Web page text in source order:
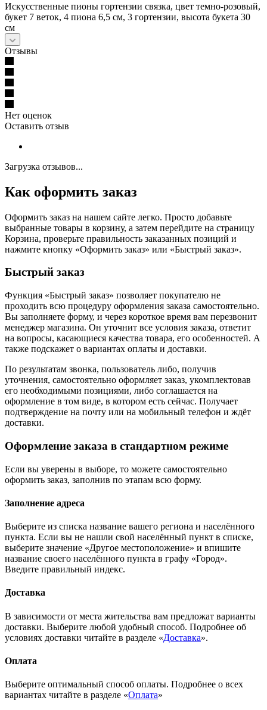
Искусственные пионы гортензии связка, цвет темно-розовый,
букет 7 веток, 4 пиона 6,5 см, 3 гортензии, высота букета 30
см
Отзывы
Нет оценок
Оставить отзыв
Загрузка отзывов...
Как оформить заказ
Оформить заказ на нашем сайте легко. Просто добавьте
выбранные товары в корзину, а затем перейдите на страницу
Корзина, проверьте правильность заказанных позиций и
нажмите кнопку «Оформить заказ» или «Быстрый заказ».
Быстрый заказ
Функция «Быстрый заказ» позволяет покупателю не
проходить всю процедуру оформления заказа самостоятельно.
Вы заполняете форму, и через короткое время вам перезвонит
менеджер магазина. Он уточнит все условия заказа, ответит
на вопросы, касающиеся качества товара, его особенностей. А
также подскажет о вариантах оплаты и доставки.
По результатам звонка, пользователь либо, получив
уточнения, самостоятельно оформляет заказ, укомплектовав
его необходимыми позициями, либо соглашается на
оформление в том виде, в котором есть сейчас. Получает
подтверждение на почту или на мобильный телефон и ждёт
доставки.
Оформление заказа в стандартном режиме
Если вы уверены в выборе, то можете самостоятельно
оформить заказ, заполнив по этапам всю форму.
Заполнение адреса
Выберите из списка название вашего региона и населённого
пункта. Если вы не нашли свой населённый пункт в списке,
выберите значение «Другое местоположение» и впишите
название своего населённого пункта в графу «Город».
Введите правильный индекс.
Доставка
В зависимости от места жительства вам предложат варианты
доставки. Выберите любой удобный способ. Подробнее об
условиях доставки читайте в разделе «Доставка».
Оплата
Выберите оптимальный способ оплаты. Подробнее о всех
вариантах читайте в разделе «Оплата»